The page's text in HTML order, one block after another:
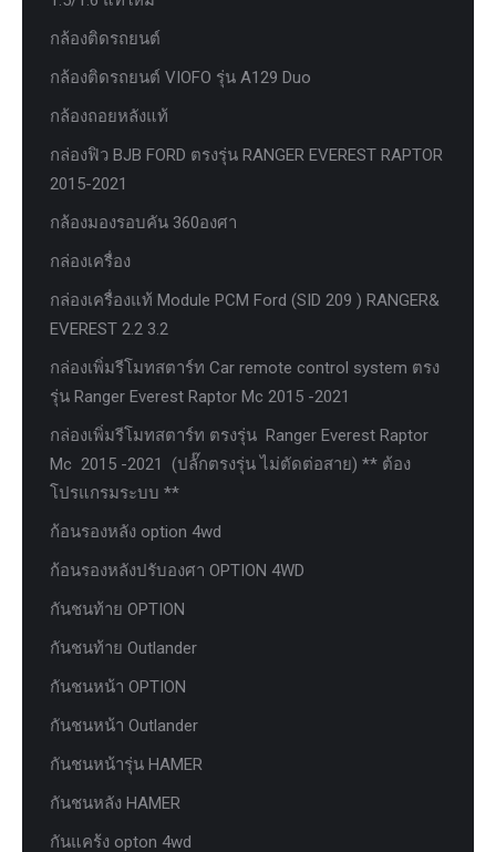
กล้องติดรถยนต์
กล้องติดรถยนต์ VIOFO รุ่น A129 Duo
กล้องถอยหลังแท้
กล่องฟิว BJB FORD ตรงรุ่น RANGER EVEREST RAPTOR
2015-2021
กล้องมองรอบคัน 360องศา
กล่องเครื่อง
กล่องเครื่องแท้ Module PCM Ford (SID 209 ) RANGER&
EVEREST 2.2 3.2
กล่องเพิ่มรีโมทสตาร์ท Car remote control system ตรง
รุ่น Ranger Everest Raptor Mc 2015 -2021
กล่องเพิ่มรีโมทสตาร์ท ตรงรุ่น Ranger Everest Raptor
Mc 2015 -2021 (ปลั๊กตรงรุ่น ไม่ตัดต่อสาย) ** ต้อง
โปรแกรมระบบ **
ก้อนรองหลัง option 4wd
ก้อนรองหลังปรับองศา OPTION 4WD
กันชนท้าย OPTION
กันชนท้าย Outlander
กันชนหน้า OPTION
กันชนหน้า Outlander
กันชนหน้ารุ่น HAMER
กันชนหลัง HAMER
กันแคร้ง opton 4wd